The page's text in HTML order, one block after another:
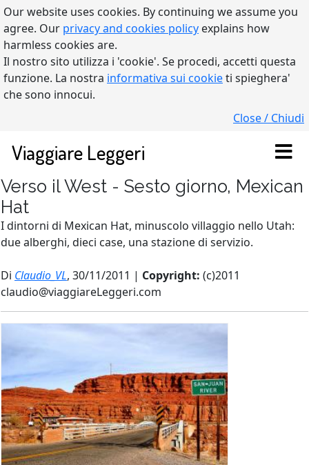
Our website uses cookies. By continuing we assume you
agree. Our privacy and cookies policy explains how
harmless cookies are.
Il nostro sito utilizza i 'cookie'. Se procedi, accetti questa
funzione. La nostra informativa sui cookieti spieghera'
che sono innocui.
Close / Chiudi
Viaggiare Leggeri
Verso il West - Sesto giorno, Mexican
Hat
I dintorni di Mexican Hat, minuscolo villaggio nello Utah:
due alberghi, dieci case, una stazione di servizio.
Di Claudio_VL, 30/11/2011 | Copyright: (c)2011
claudio@viaggiareLeggeri.com